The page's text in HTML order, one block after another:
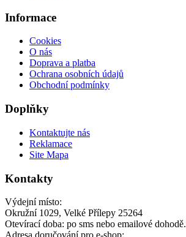
Informace
Cookies
O nás
Doprava a platba
Ochrana osobních údajů
Obchodní podmínky
Doplňky
Kontaktujte nás
Reklamace
Site Mapa
Kontakty
Výdejní místo:
Okružní 1029, Velké Přílepy 25264
Otevírací doba: po sms nebo emailové dohodě.